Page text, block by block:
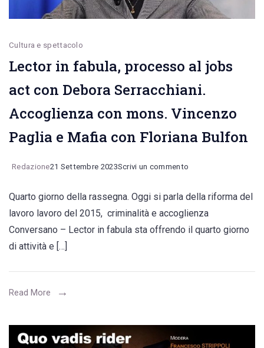
di
Polignano
Mare,
Rutigliano)
Cultura e spettacolo
Lector in fabula, processo al jobs
act con Debora Serracchiani.
Accoglienza con mons. Vincenzo
Paglia e Mafia con Floriana Bulfon
Redazione21 Settembre 2023Scrivi un commento
in
fabula,
processo
jobs
Debora
Serracchiani.
Quarto giorno della rassegna. Oggi si parla della riforma del
lavoro lavoro del 2015, criminalità e accoglienza
Conversano – Lector in fabula sta offrendo il quarto giorno
di attività e […]
Read More